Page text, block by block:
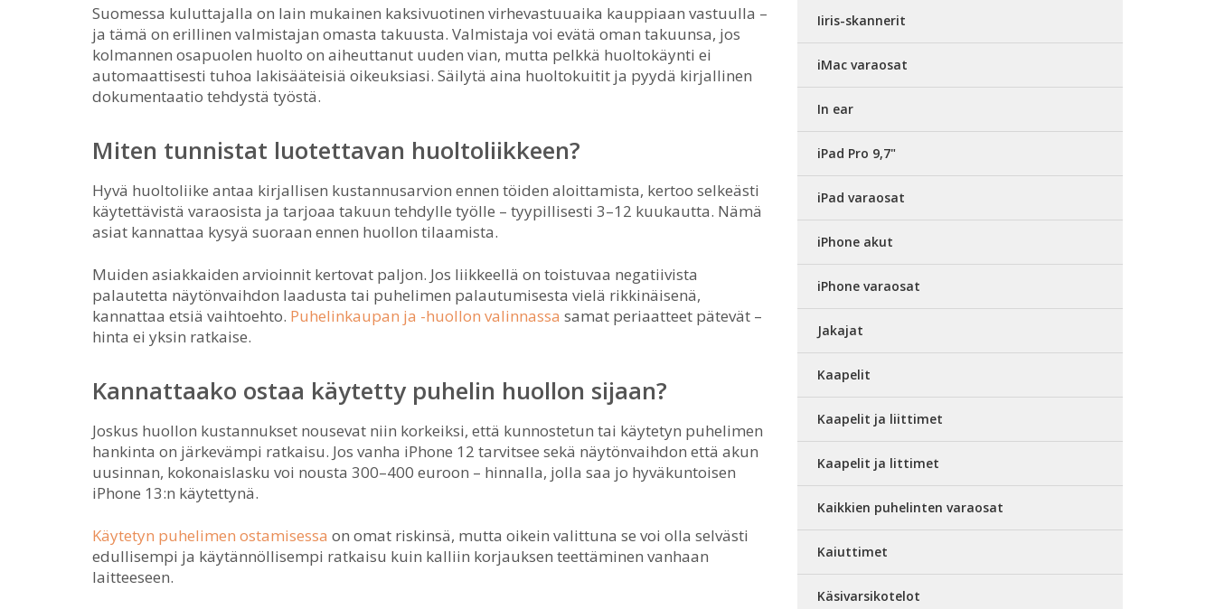
Suomessa kuluttajalla on lain mukainen kaksivuotinen virhevastuuaika kauppiaan vastuulla –
ja tämä on erillinen valmistajan omasta takuusta. Valmistaja voi evätä oman takuunsa, jos
kolmannen osapuolen huolto on aiheuttanut uuden vian, mutta pelkkä huoltokäynti ei
automaattisesti tuhoa lakisääteisiä oikeuksiasi. Säilytä aina huoltokuitit ja pyydä kirjallinen
dokumentaatio tehdystä työstä.
Miten tunnistat luotettavan huoltoliikkeen?
Hyvä huoltoliike antaa kirjallisen kustannusarvion ennen töiden aloittamista, kertoo selkeästi
käytettävistä varaosista ja tarjoaa takuun tehdylle työlle – tyypillisesti 3–12 kuukautta. Nämä
asiat kannattaa kysyä suoraan ennen huollon tilaamista.
Muiden asiakkaiden arvioinnit kertovat paljon. Jos liikkeellä on toistuvaa negatiivista
palautetta näytönvaihdon laadusta tai puhelimen palautumisesta vielä rikkinäisenä,
kannattaa etsiä vaihtoehto. Puhelinkaupan ja -huollon valinnassa samat periaatteet pätevät –
hinta ei yksin ratkaise.
Kannattaako ostaa käytetty puhelin huollon sijaan?
Joskus huollon kustannukset nousevat niin korkeiksi, että kunnostetun tai käytetyn puhelimen
hankinta on järkevämpi ratkaisu. Jos vanha iPhone 12 tarvitsee sekä näytönvaihdon että akun
uusinnan, kokonaislasku voi nousta 300–400 euroon – hinnalla, jolla saa jo hyväkuntoisen
iPhone 13:n käytettynä.
Käytetyn puhelimen ostamisessa on omat riskinsä, mutta oikein valittuna se voi olla selvästi
edullisempi ja käytännöllisempi ratkaisu kuin kalliin korjauksen teettäminen vanhaan
laitteeseen.
Iiris-skannerit
iMac varaosat
In ear
iPad Pro 9,7"
iPad varaosat
iPhone akut
iPhone varaosat
Jakajat
Kaapelit
Kaapelit ja liittimet
Kaapelit ja littimet
Kaikkien puhelinten varaosat
Kaiuttimet
Käsivarsikotelot